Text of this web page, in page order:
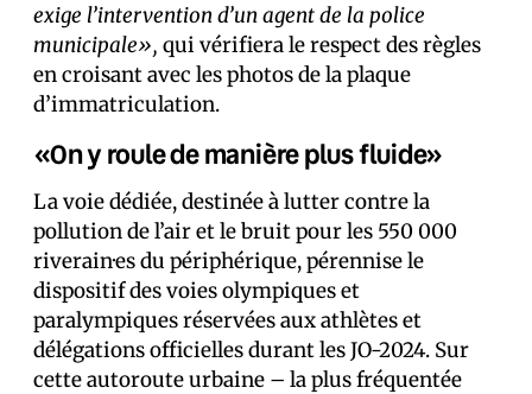
exige l’intervention d’un agent de la police
municipale», qui vérifiera le respect des règles
en croisant avec les photos de la plaque
d’immatriculation.
«On y roule de manière plus fluide»
La voie dédiée, destinée à lutter contre la
pollution de l’air et le bruit pour les 550 000
riverain·es du périphérique, pérennise le
dispositif des voies olympiques et
paralympiques réservées aux athlètes et
délégations officielles durant les JO-2024. Sur
cette autoroute urbaine – la plus fréquentée